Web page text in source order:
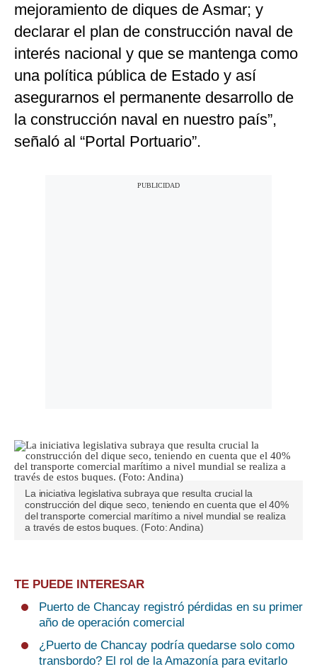
mejoramiento de diques de Asmar; y
declarar el plan de construcción naval de
interés nacional y que se mantenga como
una política pública de Estado y así
asegurarnos el permanente desarrollo de
la construcción naval en nuestro país”,
señaló al “Portal Portuario”.
La iniciativa legislativa subraya que resulta crucial la
construcción del dique seco, teniendo en cuenta que el 40%
del transporte comercial marítimo a nivel mundial se realiza
a través de estos buques. (Foto: Andina)
TE PUEDE INTERESAR
Puerto de Chancay registró pérdidas en su primer
año de operación comercial
¿Puerto de Chancay podría quedarse solo como
transbordo? El rol de la Amazonía para evitarlo